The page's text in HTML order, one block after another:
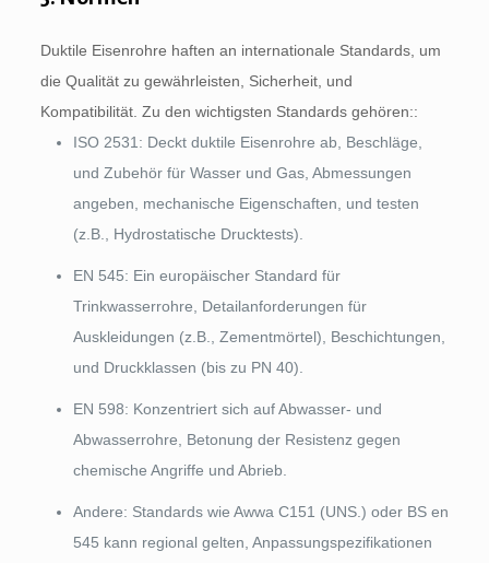
Duktile Eisenrohre haften an internationale Standards, um
die Qualität zu gewährleisten, Sicherheit, und
Kompatibilität. Zu den wichtigsten Standards gehören::
ISO 2531: Deckt duktile Eisenrohre ab, Beschläge,
und Zubehör für Wasser und Gas, Abmessungen
angeben, mechanische Eigenschaften, und testen
(z.B., Hydrostatische Drucktests).
EN 545: Ein europäischer Standard für
Trinkwasserrohre, Detailanforderungen für
Auskleidungen (z.B., Zementmörtel), Beschichtungen,
und Druckklassen (bis zu PN 40).
EN 598: Konzentriert sich auf Abwasser- und
Abwasserrohre, Betonung der Resistenz gegen
chemische Angriffe und Abrieb.
Andere: Standards wie Awwa C151 (UNS.) oder BS en
545 kann regional gelten, Anpassungspezifikationen